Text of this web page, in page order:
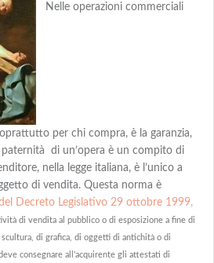
Nelle operazioni commerciali
per chi compra, è la garanzia,
di un’opera è un compito di
nella legge italiana, è l’unico a
di vendita. Questa norma è
Decreto Legislativo 29 ottobre 1999,
di vendita al pubblico o di esposizione a fine di
di grafica, di oggetti di antichità o di
consegnare all’acquirente gli attestati di